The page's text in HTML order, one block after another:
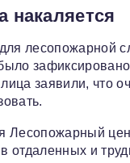
накаляется
лесопожарной
заявили, что
Лесопожарный
отдаленных и